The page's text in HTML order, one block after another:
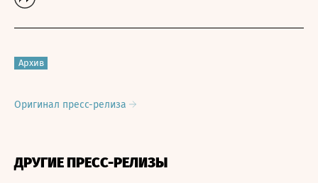
Архив
Оригинал пресс-релиза
ДРУГИЕ ПРЕСС-РЕЛИЗЫ